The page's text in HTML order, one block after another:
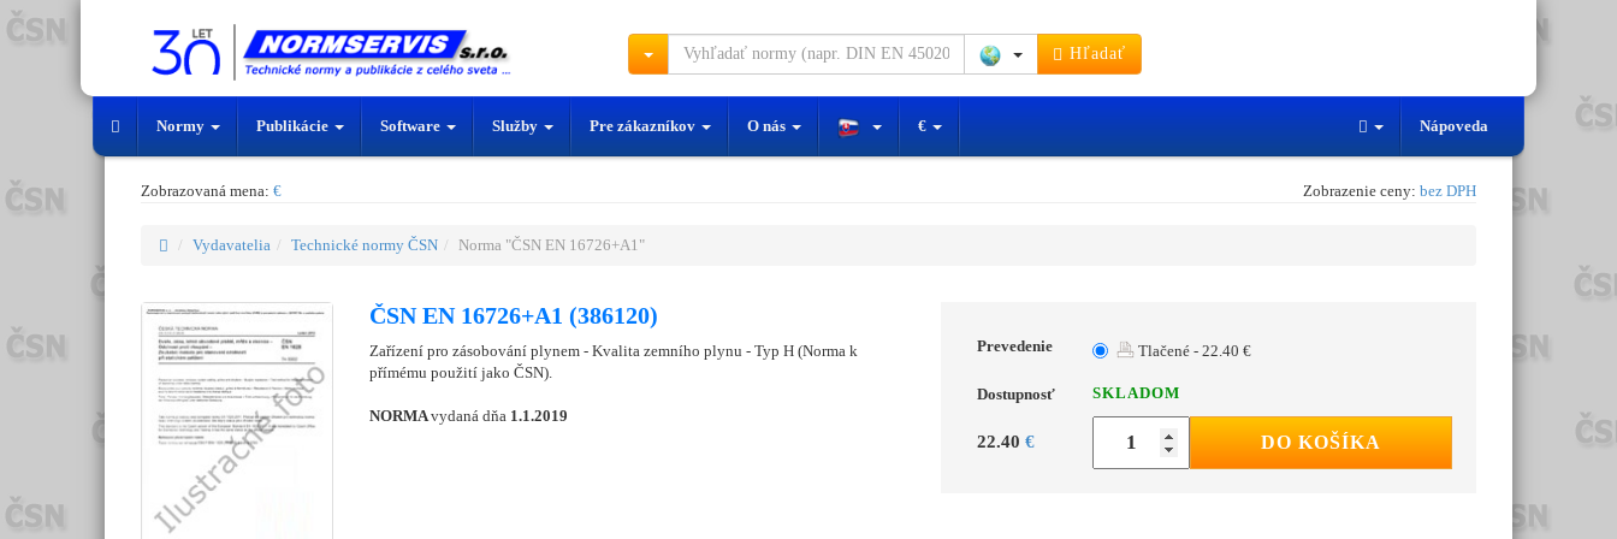
Hľadať
Normy Publikácie Software Služby Pre zákazníkov O nás € Nápoveda
Zobrazovaná mena: € Zobrazenie ceny: bez DPH
Vydavatelia Technické normy ČSN Norma "ČSN EN 16726+A1"
ČSN EN 16726+A1 (386120)
Zařízení pro zásobování plynem - Kvalita zemního plynu - Typ H (Norma k
přímému použití jako ČSN).
NORMAvydaná dňa 1.1.2019
Prevedenie Tlačené - 22.40 €
Dostupnosť SKLADOM
22.40 € DO KOŠÍKA